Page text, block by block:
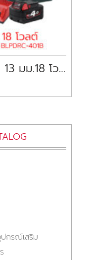
ชุดสว่านกระแทกไร้สาย 13 มม.18 โวลต์ มิลวอกี้
ปกรณ์เสริม